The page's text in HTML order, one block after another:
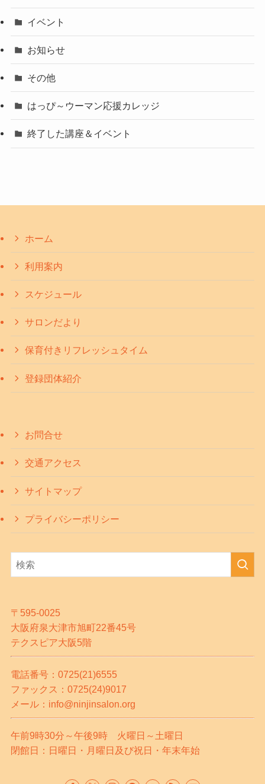
イベント
お知らせ
その他
はっぴ～ウーマン応援カレッジ
終了した講座＆イベント
ホーム
利用案内
スケジュール
サロンだより
保育付きリフレッシュタイム
登録団体紹介
お問合せ
交通アクセス
サイトマップ
プライバシーポリシー
〒595-0025
大阪府泉大津市旭町22番45号
テクスピア大阪5階
電話番号：0725(21)6555
ファックス：0725(24)9017
メール：info@ninjinsalon.org
午前9時30分～午後9時 火曜日～土曜日
閉館日：日曜日・月曜日及び祝日・年末年始